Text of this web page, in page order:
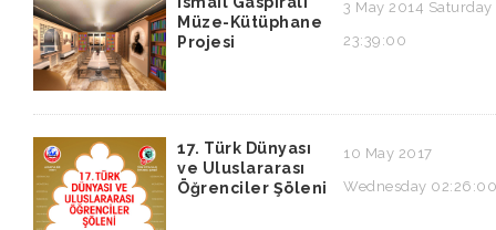
Müze-Kütüphane
Projesi
3 May 2014 Saturday
23:39:00
17. Türk Dünyası
ve Uluslararası
Öğrenciler Şöleni
10 May 2017
Wednesday 02:26:00